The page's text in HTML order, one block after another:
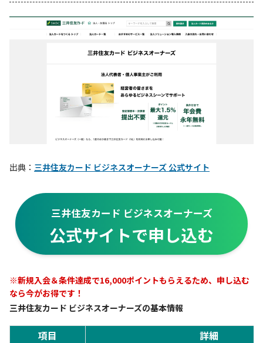
出典： 三井住友カード ビジネスオーナーズ 公式サイト
三井住友カード ビジネスオーナーズ
公式サイトで申し込む
※新規入会＆条件達成で16,000ポイントもらえるため、申し込む
なら今がお得です！
三井住友カード ビジネスオーナーズの基本情報
項目 詳細